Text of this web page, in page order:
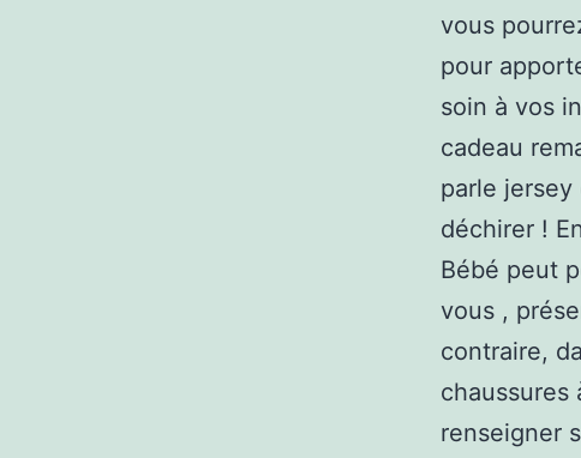
vous
pour
soin à vos
cadeau
parle
déchirer !
Bébé peut
vous ,
contraire,
chaussures
renseigner